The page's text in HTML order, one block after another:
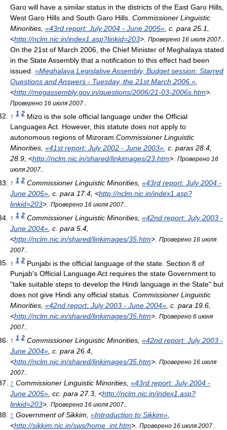
Garo will have a similar status in the districts of the East Garo Hills,
West Garo Hills and South Garo Hills. Commissioner Linguistic
Minorities, «43rd report: July 2004 - June 2005» , с. para 25.1
<http://nclm.nic.in/index1.asp?linkid=203> Проверено 16 июля 2007.
On the 21st of March 2006, the Chief Minister of Meghalaya stated
in the State Assembly that a notification to this effect had been
issued. «Meghalaya Legislative Assembly, Budget session: Starred
Questions and Answers - Tuesday, the 21st March 2006.»
<http://megassembly.gov.in/questions/2006/21-03-2006s.htm>
Проверено 16 июля 2007.
↑ 1 2 Mizo is the sole official language under the Official
Languages Act. However, this statute does not apply to
autonomous regions of Mizoram.Commissioner Linguistic
Minorities, «41st report: July 2002 - June 2003», с. paras 28.4,
28.9, <http://nclm.nic.in/shared/linkimages/23.htm>. Проверено 16
июля 2007. .
↑ 1 2 Commissioner Linguistic Minorities, «43rd report: July 2004 -
June 2005» , с. para 17.4 , <http://nclm.nic.in/index1.asp?
linkid=203> Проверено 16 июля 2007.
↑ 1 2 Commissioner Linguistic Minorities, «42nd report: July 2003 -
June 2004» , с. para 5.4
<http://nclm.nic.in/shared/linkimages/35.htm>
Проверено 16 июля
2007.
↑ 1 2 Punjabi is the official language of the state. Section 8 of
Punjab's Official Language Act requires the state Government to
"take suitable steps to develop the Hindi language in the State" but
does not give Hindi any official status. Commissioner Linguistic
Minorities, «42nd report: July 2003 - June 2004», с. para 19.6,
<http://nclm.nic.in/shared/linkimages/35.htm>. Проверено 6 июня
2007. .
↑ 1 2 Commissioner Linguistic Minorities, «42nd report: July 2003 -
June 2004» , с. para 26.4
<http://nclm.nic.in/shared/linkimages/35.htm>
Проверено 16 июля
2007.
↑ Commissioner Linguistic Minorities, «43rd report: July 2004 -
June 2005» , сс. para 27.3 , <http://nclm.nic.in/index1.asp?
linkid=203> Проверено 16 июля 2007.
↑ Government of Sikkim, «Introduction to Sikkim»
<http://sikkim.nic.in/sws/home_int.htm> Проверено 16 июля 2007.